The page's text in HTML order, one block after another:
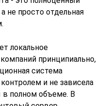
не просто отдельная
локальное
принципиально,
система
и не зависела
полном объеме. В